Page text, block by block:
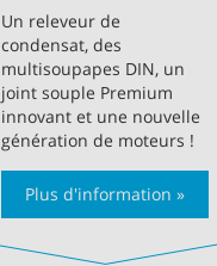
Un releveur de
condensat, des
multisoupapes DIN, un
joint souple Premium
innovant et une nouvelle
génération de moteurs !
Plus d'information »